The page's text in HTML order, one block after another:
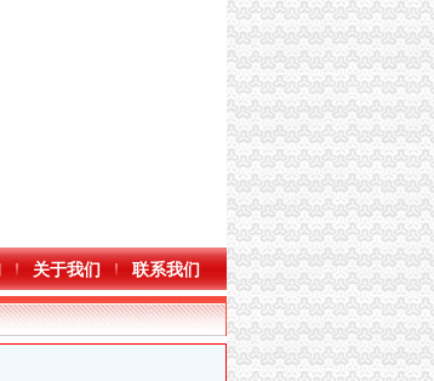
关于我们 联系我们